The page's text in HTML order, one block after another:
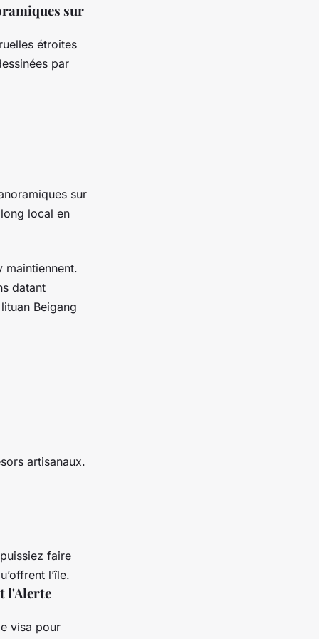
sur
étroites
par
sur
local en
maintiennent.
datant
Beigang
artisanaux.
faire
l’île.
l'Alerte
visa pour